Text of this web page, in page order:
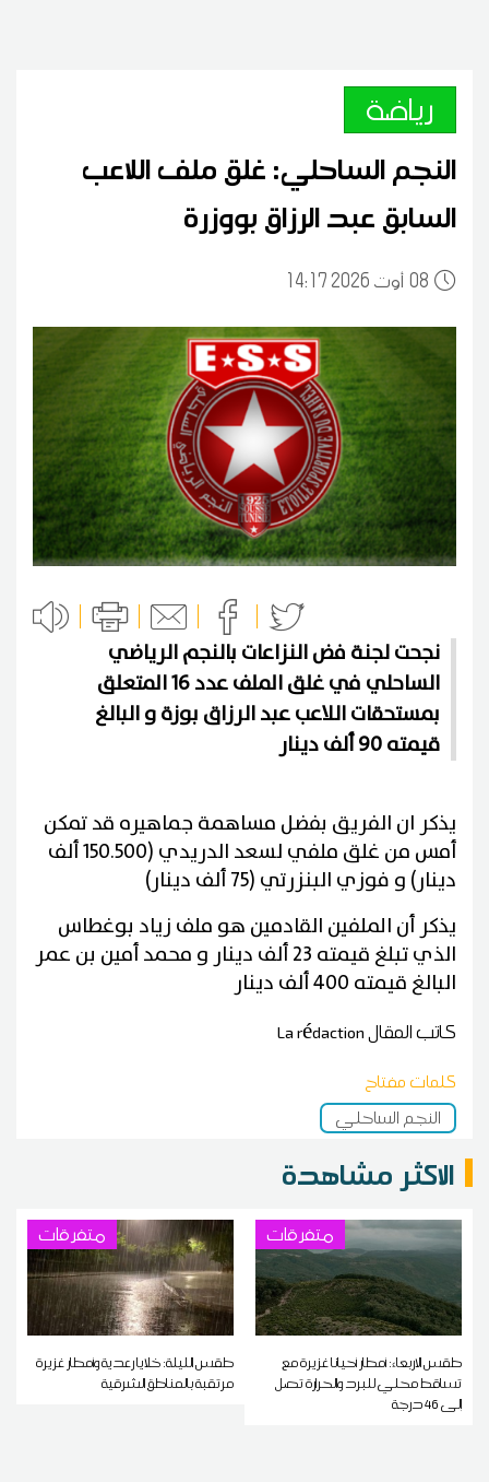
رياضة
النجم الساحلي: غلق ملف اللاعب
السابق عبد الرزاق بووزرة
0814:17 2026 أوت
نجحت لجنة فض النزاعات بالنجم الرياضي
الساحلي في غلق الملف عدد 16 المتعلق
بمستحقات اللاعب عبد الرزاق بوزة و البالغ
قيمته 90 ألف دينار
يذكر ان الفريق بفضل مساهمة جماهيره قد تمكن
أمس من غلق ملفي لسعد الدريدي (150.500 ألف
دينار) و فوزي البنزرتي (75 ألف دينار)
يذكر أن الملفين القادمين هو ملف زياد بوغطاس
الذي تبلغ قيمته 23 ألف دينار و محمد أمين بن عمر
البالغ قيمته 400 ألف دينار
كاتب المقالLa rédaction
كلمات مفتاح
النجم الساحلي
الاكثر مشاهدة
متفرقات
طقس الاربعاء: أمطار أحيانا غزيرة مع
تساقط محلي للبرد والحرارة تصل
إلى 46 درجة
متفرقات
طقس الليلة: خلايا رعدية وأمطار غزيرة
مرتقبة بالمناطق الشرقية